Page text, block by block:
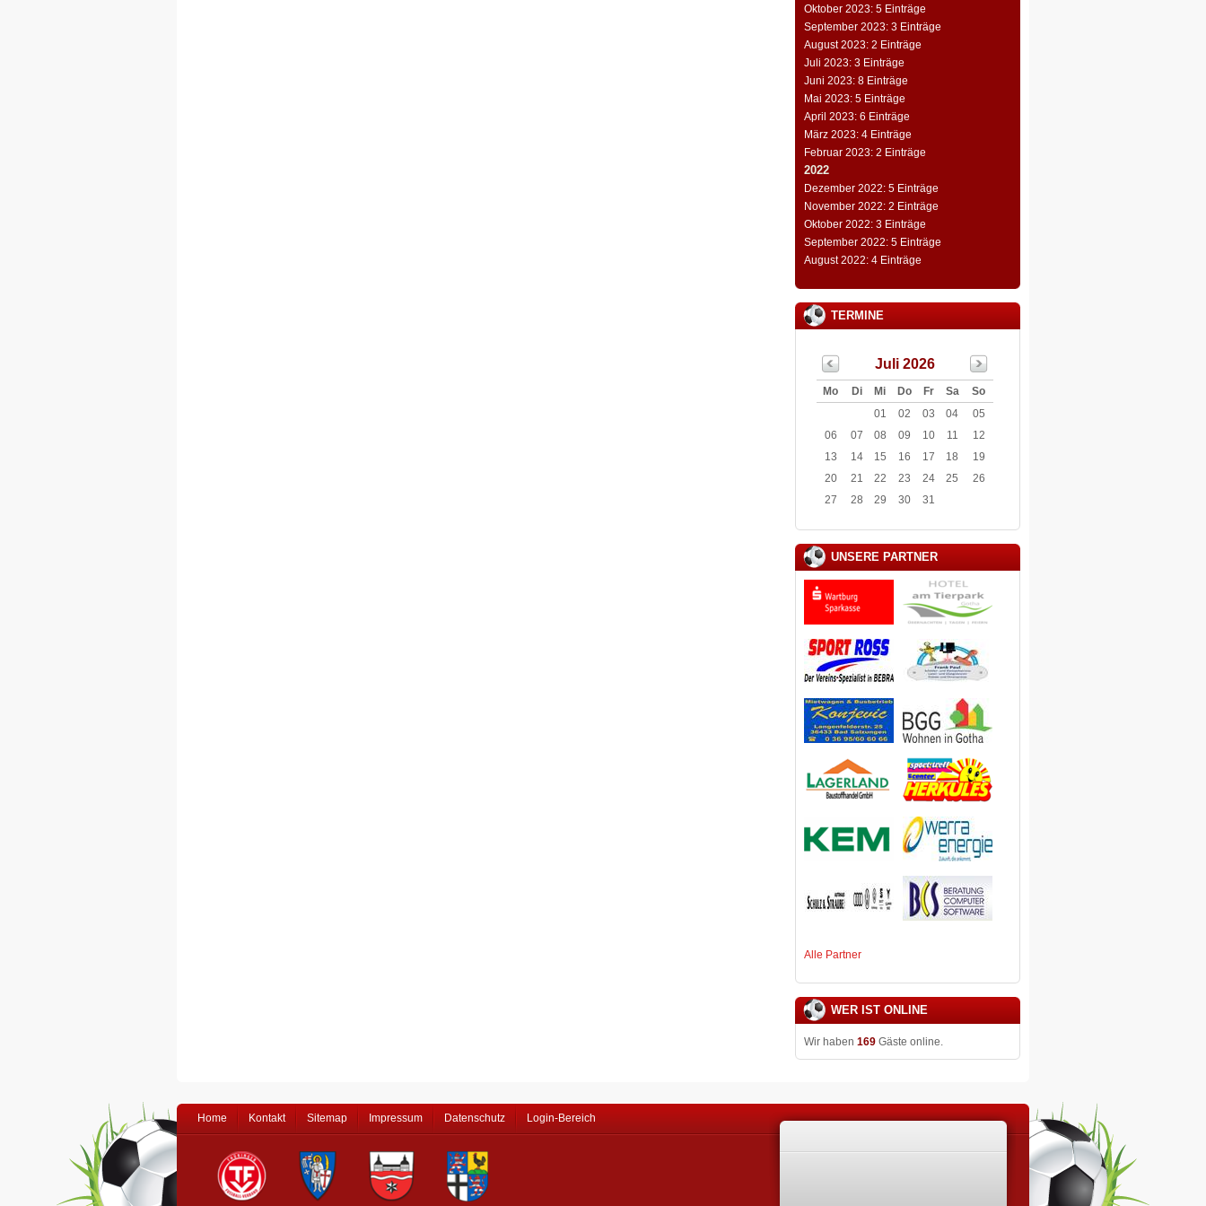
Oktober 2023: 5 Einträge
September 2023: 3 Einträge
August 2023: 2 Einträge
Juli 2023: 3 Einträge
Juni 2023: 8 Einträge
Mai 2023: 5 Einträge
April 2023: 6 Einträge
März 2023: 4 Einträge
Februar 2023: 2 Einträge
2022
Dezember 2022: 5 Einträge
November 2022: 2 Einträge
Oktober 2022: 3 Einträge
September 2022: 5 Einträge
August 2022: 4 Einträge
TERMINE
Juli 2026
Mo Di Mi Do Fr Sa
So
01
02 03 04
05
06
07 08 09 10 11
12
13
14 15 16 17 18
19
20
21 22 23 24 25
26
27
28 29 30 31
UNSERE PARTNER
Alle Partner
WER IST ONLINE
Wir haben 169Gäste online.
Home Kontakt Sitemap Impressum Datenschutz Login-Bereich